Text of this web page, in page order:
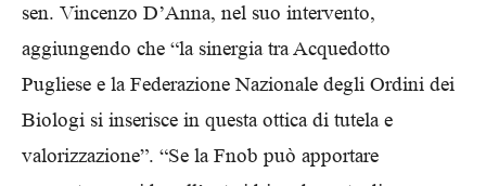
sen. Vincenzo D’Anna, nel suo intervento,
aggiungendo che “la sinergia tra Acquedotto
Pugliese e la Federazione Nazionale degli Ordini dei
Biologi si inserisce in questa ottica di tutela e
valorizzazione”. “Se la Fnob può apportare